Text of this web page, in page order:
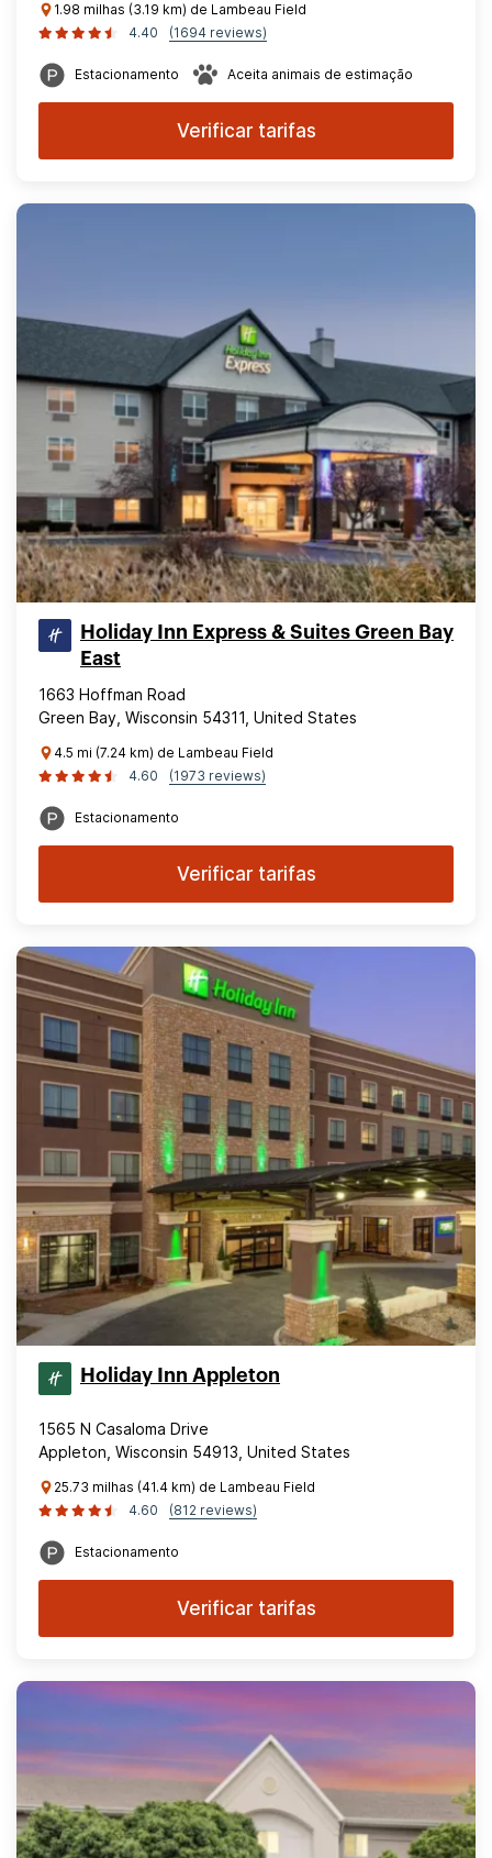
1.98 milhas (3.19 km) de Lambeau Field
4.40
(1694 reviews)
Estacionamento Aceita animais de estimação
Verificar tarifas
Holiday Inn Express & Suites Green Bay
East
1663 Hoffman Road
Green Bay, Wisconsin 54311, United States
4.5 mi (7.24 km) de Lambeau Field
4.60
(1973 reviews)
Estacionamento
Verificar tarifas
Holiday Inn Appleton
1565 N Casaloma Drive
Appleton, Wisconsin 54913, United States
25.73 milhas (41.4 km) de Lambeau Field
4.60
(812 reviews)
Estacionamento
Verificar tarifas